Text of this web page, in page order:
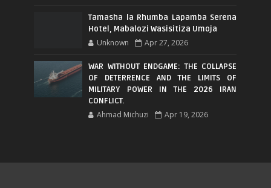
Tamasha la Rhumba Lapamba Serena
Hotel, Mabalozi Wasisitiza Umoja
Unknown Apr 27, 2026
WAR WITHOUT ENDGAME: THE COLLAPSE
OF DETERRENCE AND THE LIMITS OF
MILITARY POWER IN THE 2026 IRAN
CONFLICT.
Ahmad Michuzi Apr 19, 2026